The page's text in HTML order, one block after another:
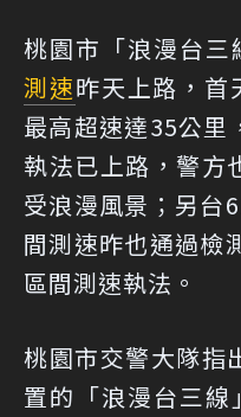
桃園市「浪漫台
測速昨天上路，首
最高超速達35公里
執法已上路，警方
受浪漫風景；另台
間測速昨也通過檢
區間測速執法。
桃園市交警大隊指
置的「浪漫台三